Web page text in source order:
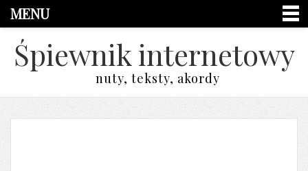
MENU
Śpiewnik internetowy
nuty, teksty, akordy